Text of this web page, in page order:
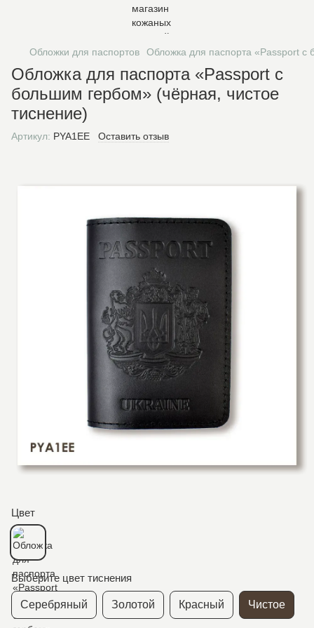
Обложки для паспортов Обложка для паспорта «Passport с
Обложка для паспорта «Passport с
большим гербом» (чёрная, чистое
тиснение)
Артикул: PYA1EE Оставить отзыв
Цвет
Выберите цвет тиснения
Серебряный Золотой Красный Чистое